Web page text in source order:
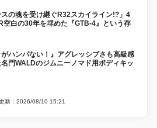
スの魂を受け継ぐR32スカイライン!?」4
空白の30年を埋めた『GTB-4』という存
がハンパない！』アグレッシブさも高級感
名門WALDのジムニーノマド用ボディキッ
新：2026/08/10 15:21